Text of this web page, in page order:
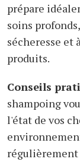
prépare
soins
sécheresse et
produits.
Conseils
shampoing
l'état de vos
régulièrement